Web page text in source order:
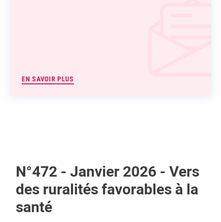
EN SAVOIR PLUS
N°472 - Janvier 2026 - Vers
des ruralités favorables à la
santé